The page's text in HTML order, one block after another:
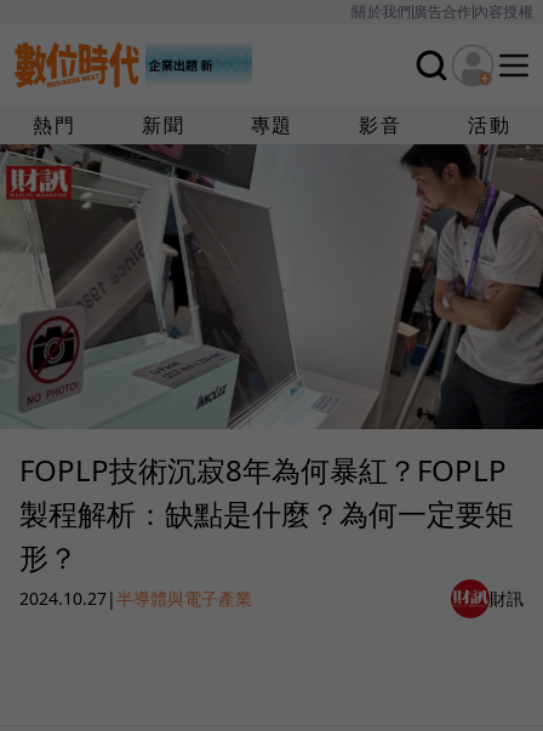
關於我們廣告合作內容授權
熱門 新聞 專題 影音 活動
FOPLP技術沉寂8年為何暴紅？FOPLP
製程解析：缺點是什麼？為何一定要矩
形？
2024.10.27|半導體與電子產業 財訊